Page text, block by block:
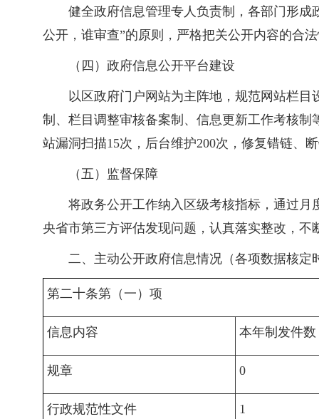
健全政府信息管理专人负责制，各部门形
公开，谁审查”的原则，严格把关公开内容的合
（四）政府信息公开平台建设
以区政府门户网站为主阵地，规范网站栏
制、栏目调整审核备案制、信息更新工作考核
站漏洞扫描15次，后台维护200次，修复错链、
（五）监督保障
将政务公开工作纳入区级考核指标，通过
央省市第三方评估发现问题，认真落实整改，不
二、主动公开政府信息情况（各项数据核定
第二十条第（一）项
信息内容 本年制发件数
规章 0
行政规范性文件 1